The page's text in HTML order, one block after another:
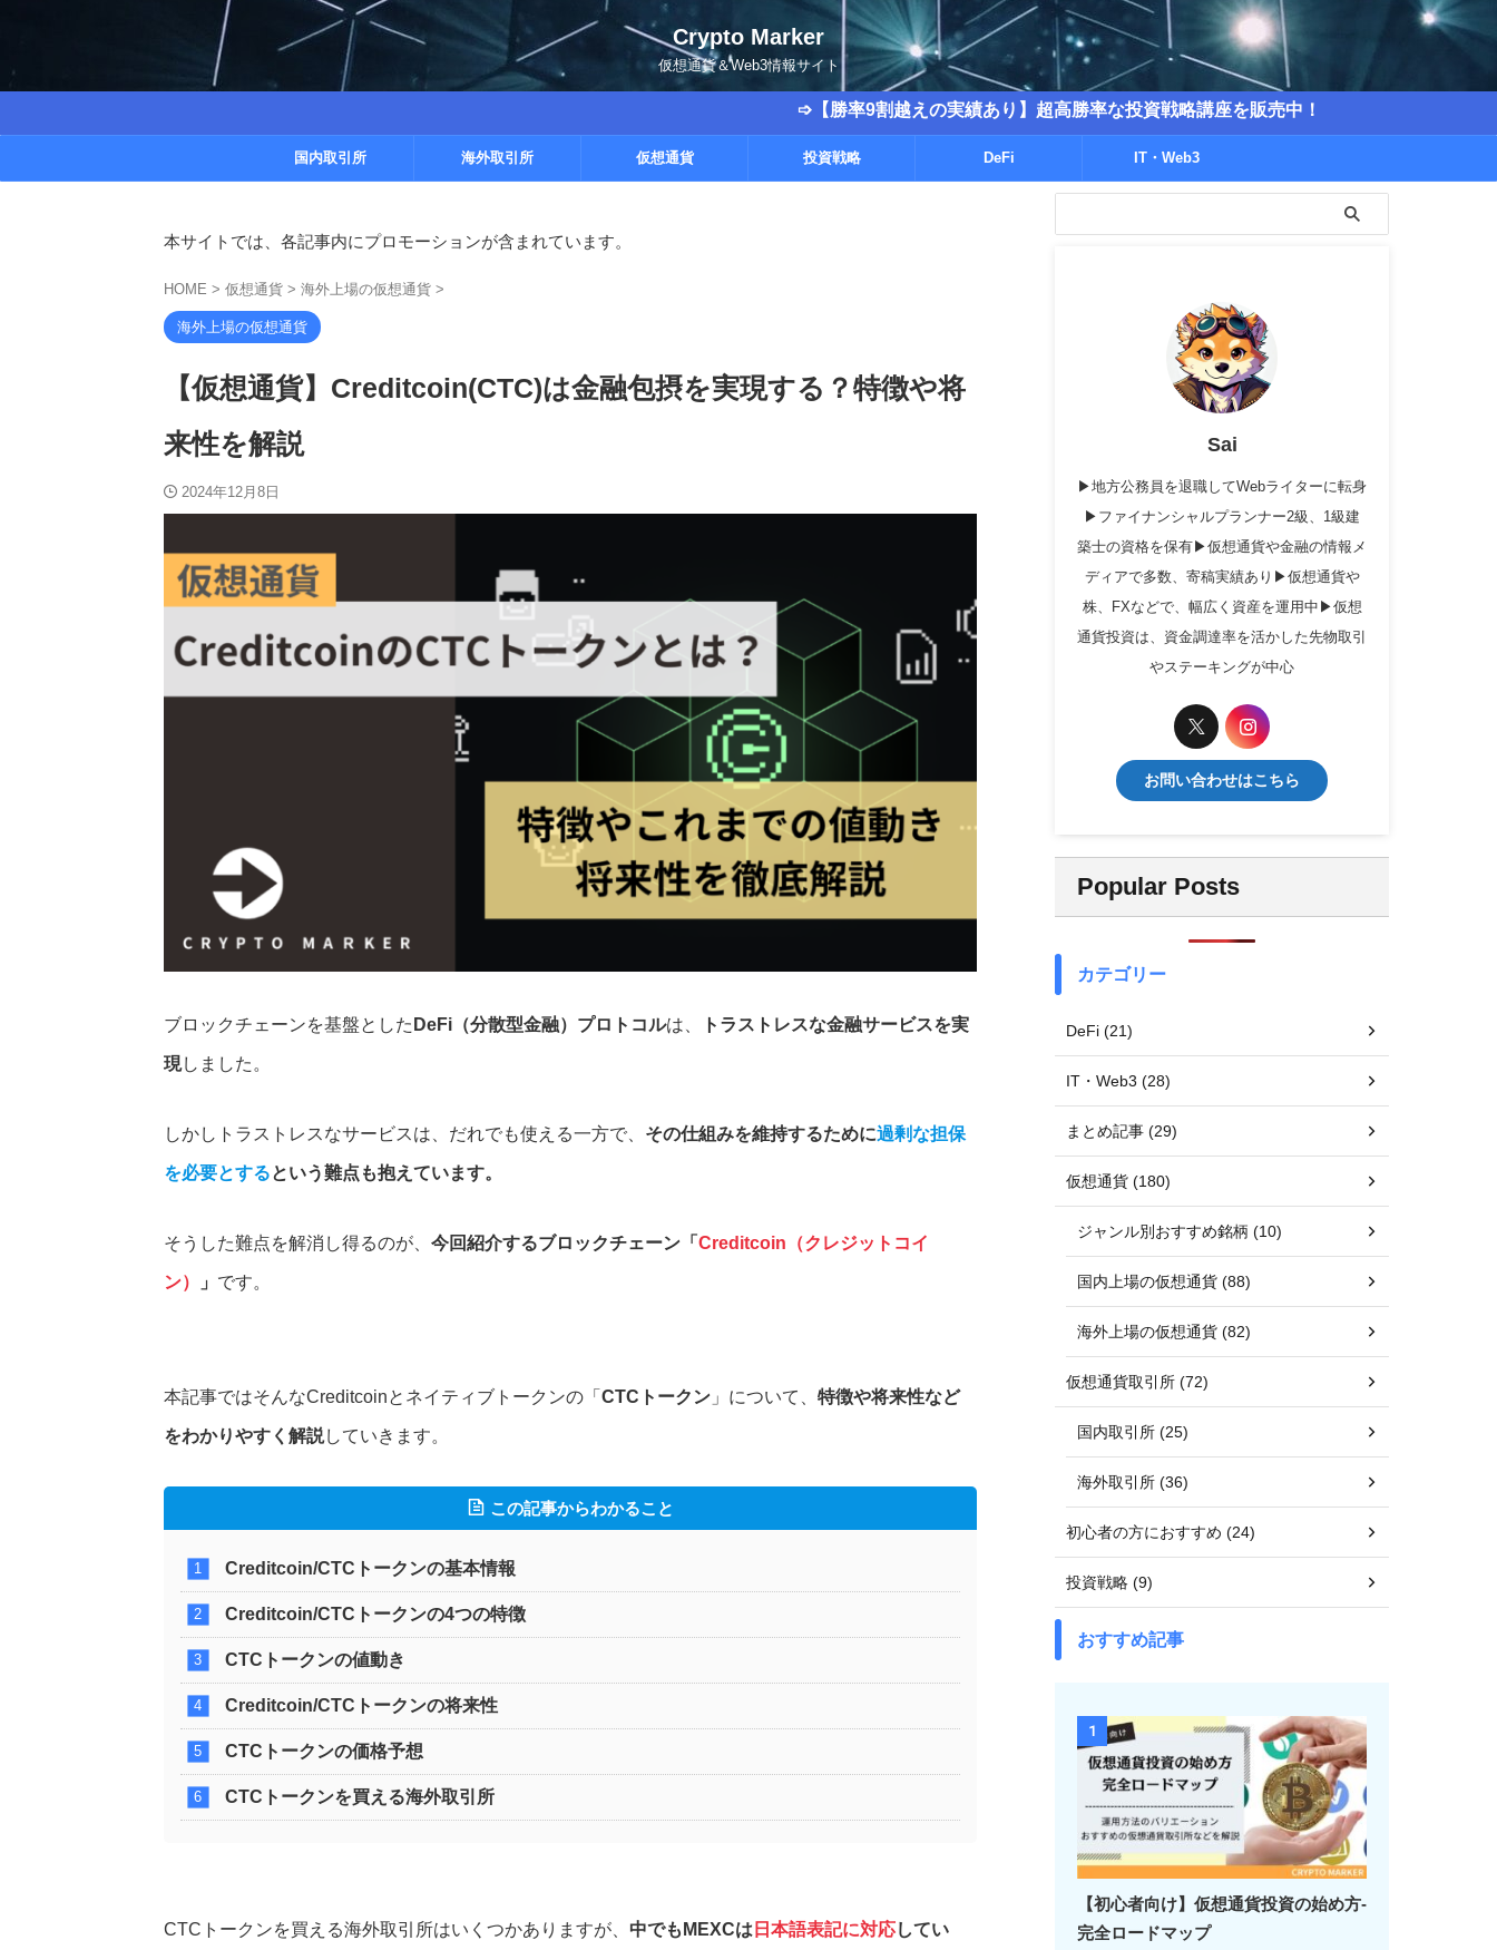
Crypto Marker
仮想通貨＆Web3情報サイト
➩【勝率9割越えの実績あり】超高勝率な投資戦略講座を販売中！
国内取引所 海外取引所 仮想通貨 投資戦略 DeFi IT・Web3
本サイトでは、各記事内にプロモーションが含まれています。
HOME > 仮想通貨 > 海外上場の仮想通貨 >
海外上場の仮想通貨
【仮想通貨】Creditcoin(CTC)は金融包摂を実現する？特徴や将
来性を解説
2024年12月8日
ブロックチェーンを基盤とした DeFi（分散型金融）プロトコルは、 トラストレスな金融サービスを実
現しました。
しかしトラストレスなサービスは、だれでも使える一方で、 その仕組みを維持するために過剰な担保
を必要とするという難点も抱えています。
そうした難点を解消し得るのが、 今回紹介するブロックチェーン「 Creditcoin（クレジットコイ
ン） 」 です。
本記事ではそんなCreditcoinとネイティブトークンの「 CTCトークン 」について、 特徴や将来性など
をわかりやすく解説していきます。
この記事からわかること
Creditcoin/CTCトークンの基本情報
Creditcoin/CTCトークンの4つの特徴
CTCトークンの値動き
Creditcoin/CTCトークンの将来性
CTCトークンの価格予想
CTCトークンを買える海外取引所
CTCトークンを買える海外取引所はいくつかありますが、 中でもMEXCは 日本語表記に対応してい
Sai
▶地方公務員を退職してWebライターに転身
▶ファイナンシャルプランナー2級、1級建
築士の資格を保有▶仮想通貨や金融の情報メ
ディアで多数、寄稿実績あり▶仮想通貨や
株、FXなどで、幅広く資産を運用中▶仮想
通貨投資は、資金調達率を活かした先物取引
やステーキングが中心
お問い合わせはこちら
Popular Posts
カテゴリー
DeFi (21)
IT・Web3 (28)
まとめ記事 (29)
仮想通貨 (180)
ジャンル別おすすめ銘柄 (10)
国内上場の仮想通貨 (88)
海外上場の仮想通貨 (82)
仮想通貨取引所 (72)
国内取引所 (25)
海外取引所 (36)
初心者の方におすすめ (24)
投資戦略 (9)
おすすめ記事
1
【初心者向け】仮想通貨投資の始め方-
完全ロードマップ